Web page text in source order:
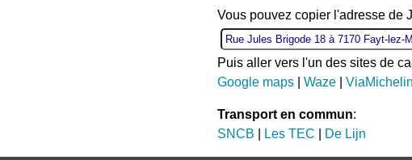
Vous pouvez copier l'adresse de
Puis aller vers l'un des sites de
Google maps| Waze| ViaMichelin
Transport en commun:
SNCB
Les TEC De Lijn